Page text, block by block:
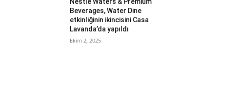
Nestlé Waters & Premium
Beverages, Water Dine
etkinliğinin ikincisini Casa
Lavanda’da yapıldı
Ekim 2, 2025